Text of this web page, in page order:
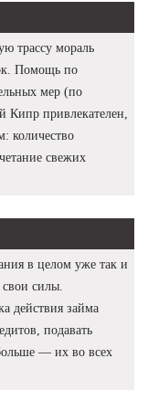
трассу мораль
Помощь по
мер (по
Кипр привлекателен,
количество
свежих
в целом уже так и
силы.
действия займа
подавать
— их во всех